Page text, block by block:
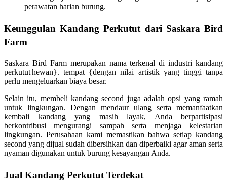
perawatan harian burung.
Keunggulan Kandang Perkutut dari Saskara Bird
Farm
Saskara Bird Farm merupakan nama terkenal di industri kandang
perkutut|hewan}. tempat {dengan nilai artistik yang tinggi tanpa
perlu mengeluarkan biaya besar.
Selain itu, membeli kandang second juga adalah opsi yang ramah
untuk lingkungan. Dengan mendaur ulang serta memanfaatkan
kembali kandang yang masih layak, Anda berpartisipasi
berkontribusi mengurangi sampah serta menjaga kelestarian
lingkungan. Perusahaan kami memastikan bahwa setiap kandang
second yang dijual sudah dibersihkan dan diperbaiki agar aman serta
nyaman digunakan untuk burung kesayangan Anda.
Jual Kandang Perkutut Terdekat